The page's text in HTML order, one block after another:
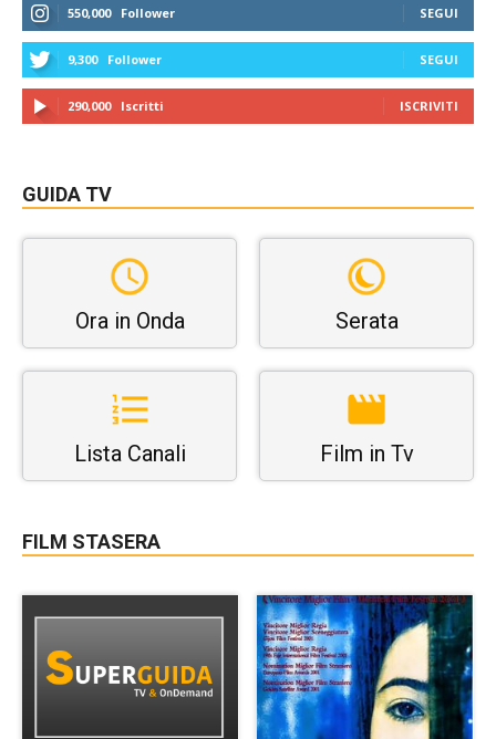
550,000 Follower SEGUI
9,300 Follower SEGUI
290,000 Iscritti ISCRIVITI
GUIDA TV
Ora in Onda Serata
Lista Canali Film in Tv
FILM STASERA